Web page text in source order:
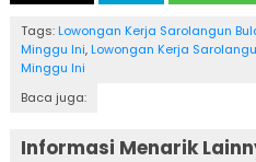
Tags: Lowongan Kerja Sarolangun
Minggu Ini, Lowongan Kerja
Minggu Ini
Baca juga:
Informasi Menarik